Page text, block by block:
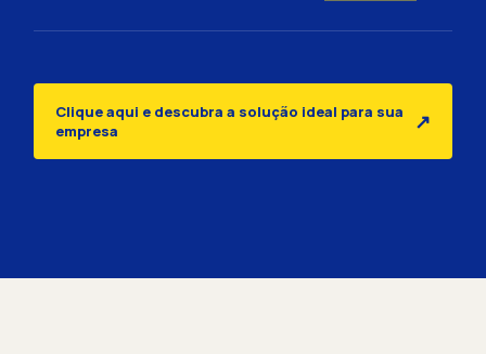
Clique aqui e descubra a solução ideal para sua
empresa
↗